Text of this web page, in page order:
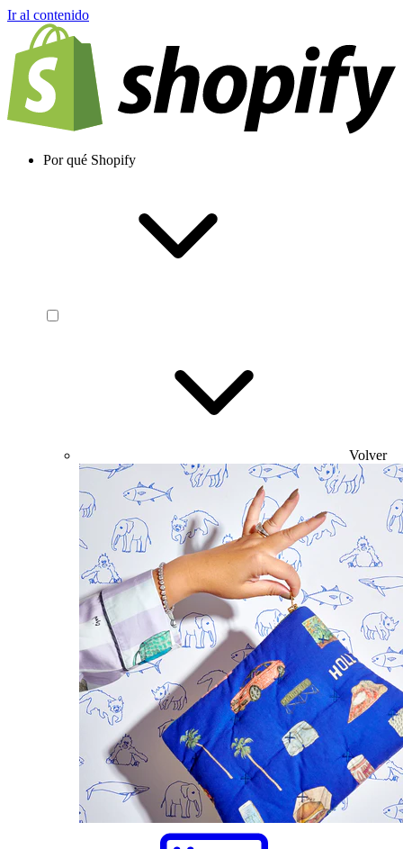
Ir al contenido
Por qué Shopify
Volver